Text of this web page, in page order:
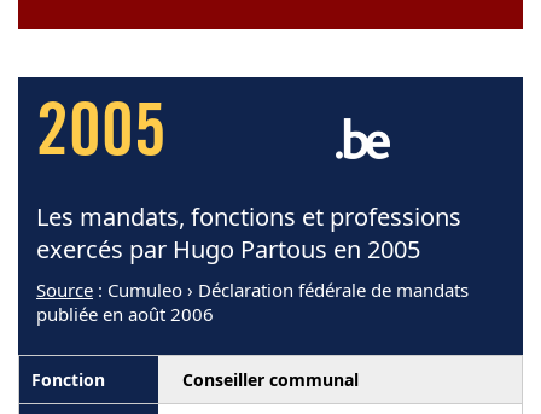
2005
Les mandats, fonctions et professions
exercés par Hugo Partous en 2005
Source : Cumuleo › Déclaration fédérale de mandats
publiée en août 2006
Conseiller communal